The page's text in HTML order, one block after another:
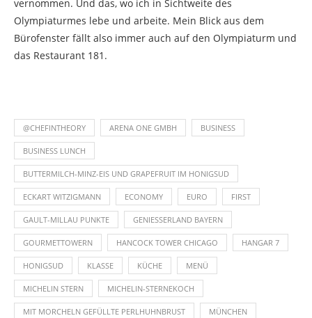
vernommen. Und das, wo ich in Sichtweite des
Olympiaturmes lebe und arbeite. Mein Blick aus dem
Bürofenster fällt also immer auch auf den Olympiaturm und
das Restaurant 181.
@CHEFINTHEORY ARENA ONE GMBH BUSINESS
BUSINESS LUNCH
BUTTERMILCH-MINZ-EIS UND GRAPEFRUIT IM HONIGSUD
ECKART WITZIGMANN ECONOMY EURO FIRST
GAULT-MILLAU PUNKTE GENIESSERLAND BAYERN
GOURMETTOWERN HANCOCK TOWER CHICAGO HANGAR 7
HONIGSUD KLASSE KÜCHE MENÜ
MICHELIN STERN MICHELIN-STERNEKOCH
MIT MORCHELN GEFÜLLTE PERLHUHNBRUST MÜNCHEN